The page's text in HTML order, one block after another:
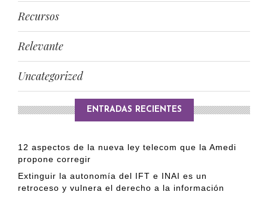
Recursos
Relevante
Uncategorized
ENTRADAS RECIENTES
12 aspectos de la nueva ley telecom que la Amedi
propone corregir
Extinguir la autonomía del IFT e INAI es un
retroceso y vulnera el derecho a la información